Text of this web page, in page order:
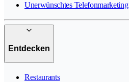
Unerwünschtes Telefonmarketing
Entdecken
Restaurants